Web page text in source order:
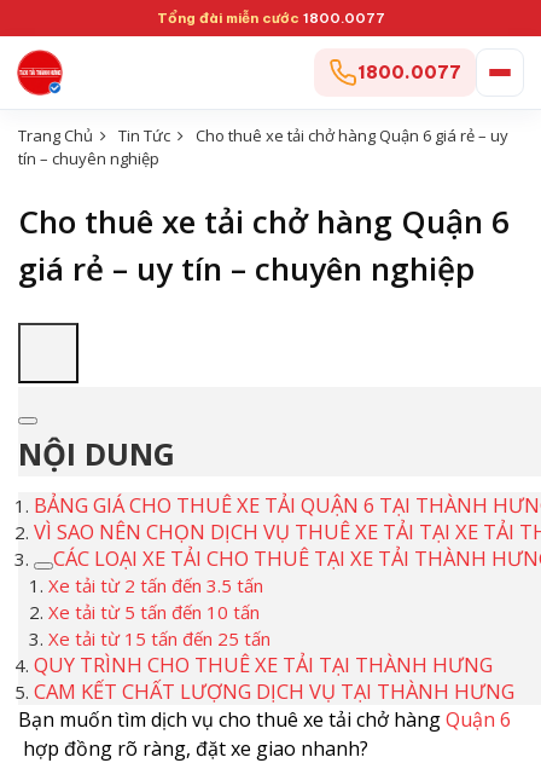
Tổng đài miễn cước 1800.0077
1800.0077
Trang Chủ Tin Tức
Cho thuê xe tải chở hàng Quận 6 giá rẻ – uy
tín – chuyên nghiệp
Cho thuê xe tải chở hàng Quận 6
giá rẻ – uy tín – chuyên nghiệp
NỘI DUNG
BẢNG GIÁ CHO THUÊ XE TẢI QUẬN 6 TẠI THÀNH
VÌ SAO NÊN CHỌN DỊCH VỤ THUÊ XE TẢI TẠI XE TẢI
CÁC LOẠI XE TẢI CHO THUÊ TẠI XE TẢI THÀNH
Xe tải từ 2 tấn đến 3.5 tấn
Xe tải từ 5 tấn đến 10 tấn
Xe tải từ 15 tấn đến 25 tấn
QUY TRÌNH CHO THUÊ XE TẢI TẠI THÀNH HƯNG
CAM KẾT CHẤT LƯỢNG DỊCH VỤ TẠI THÀNH HƯNG
Bạn muốn tìm dịch vụ cho thuê xe tải chở hàngQuận 6
hợp đồng rõ ràng, đặt xe giao nhanh?